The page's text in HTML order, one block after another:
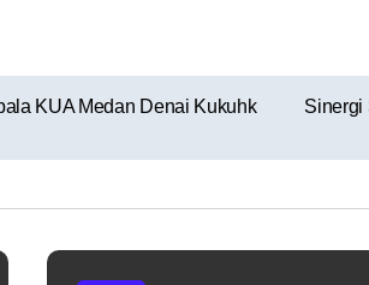
KUA Medan Denai Kukuhk
Sinergi